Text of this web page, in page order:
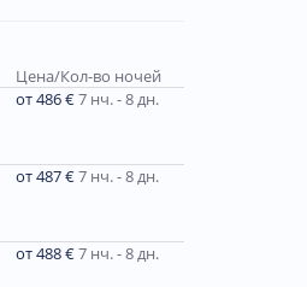
Цена/Кол-во ночей
от 486 €7 нч. - 8 дн.
от 487 €7 нч. - 8 дн.
от 488 €7 нч. - 8 дн.